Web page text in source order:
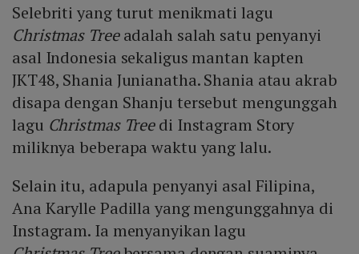
Selebriti yang turut menikmati lagu
Christmas Treeadalah salah satu penyanyi
asal Indonesia sekaligus mantan kapten
JKT48, Shania Junianatha. Shania atau akrab
disapa dengan Shanju tersebut mengunggah
lagu Christmas Treedi Instagram Story
miliknya beberapa waktu yang lalu.
Selain itu, adapula penyanyi asal Filipina,
Ana Karylle Padilla yang mengunggahnya di
Instagram. Ia menyanyikan lagu